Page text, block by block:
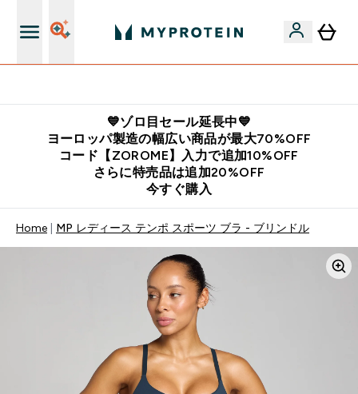
💙ゾロ目セール延長中💙
ヨーロッパ製造の幅広い商品が最大70%OFF
コード【ZOROME】入力で追加10%OFF
さらに特売品は追加20%OFF
今すぐ購入
Home MP レディース テンポ スポーツ ブラ - ブリンドル